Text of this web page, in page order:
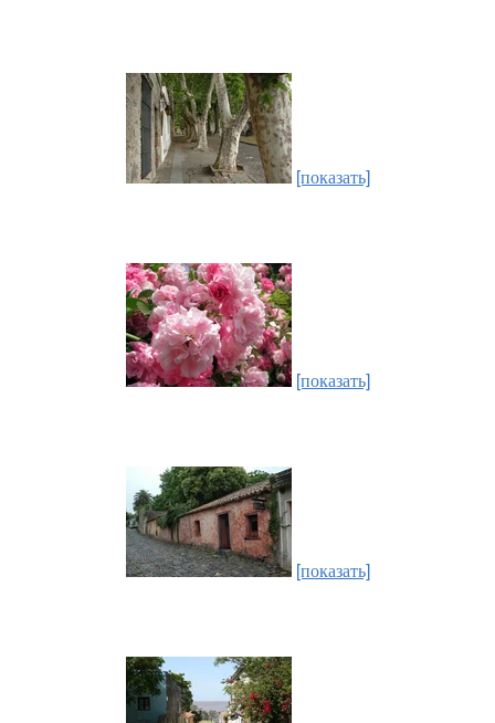
[показать]
[показать]
[показать]